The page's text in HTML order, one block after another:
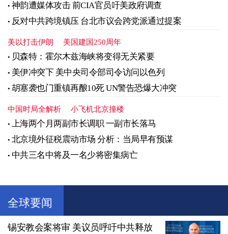
神韵遭媒体攻击 前CIA官员吁美政府调查
反对中共跨境镇压 台北市议会跨党派通过提案
美以打击伊朗 美国建国250周年
贝森特：霍尔木兹海峡将变得无关紧要
美伊冲突下 美中央司令部司令访问以色列
胡塞袭也门重镇再酿10死 UN警告恐爆大冲突
中国时局全解析 小飞机北京撞楼
上海两个月两副市长调职 一副市长落马
北京境外征税震动市场 分析：当局早有预谋
中共三名中将及一名少将密集病亡
全球要闻
锡安教会案将审 美议员呼吁中共释放